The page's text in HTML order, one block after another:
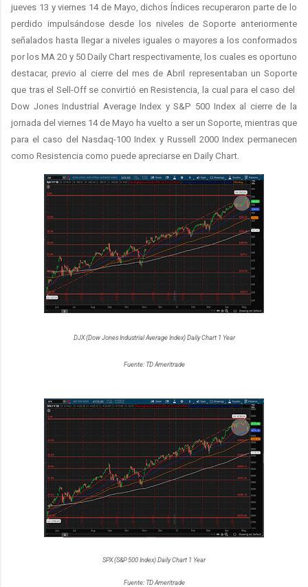
jueves 13 y viernes 14 de Mayo, dichos Índices recuperaron parte de lo
perdido impulsándose desde los niveles de Soporte anteriormente
señalados hasta llegar a niveles iguales o mayores a los conformados
por los MA 20 y 50 Daily Chart respectivamente, los cuales es oportuno
destacar, previo al cierre del mes de Abril representaban un Soporte
que tras el Sell-Off se convirtió en Resistencia, la cual para el caso del
Dow Jones Industrial Average Index y S&P 500 Index al cierre de la
jornada del viernes 14 de Mayo ha vuelto a ser un Soporte, mientras que
para el caso del Nasdaq-100 Index y Russell 2000 Index permanecen
como Resistencia como puede apreciarse en Daily Chart.
DJX (Dow Jones Industrial Average Index) Daily Chart 1 Year
Fuente: TD Ameritrade
SPX (S&P 500 Index) Daily Chart 1 Year
Fuente: TD Ameritrade